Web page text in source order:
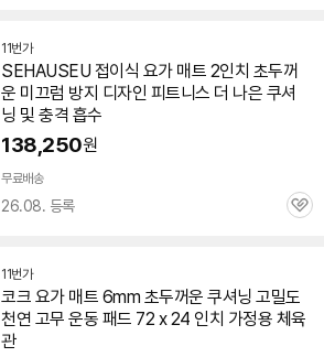
11번가
SEHAUSEU 접이식 요가 매트 2인치 초두꺼
운 미끄럼 방지 디자인 피트니스 더 나은 쿠셔
닝 및 충격 흡수
138,250원
무료배송
26.08. 등록
관
11번가
코크 요가 매트 6mm 초두꺼운 쿠셔닝 고밀도
천연 고무 운동 패드 72 x 24 인치 가정용 체육
관